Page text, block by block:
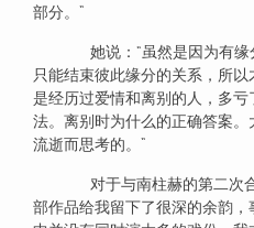
部分。”
她说：“虽然是因为有缘
只能结束彼此缘分的关系，所
是经历过爱情和离别的人，多
法。离别时为什么的正确答案
流逝而思考的。”
对于与南柱赫的第二次
部作品给我留下了很深的余韵